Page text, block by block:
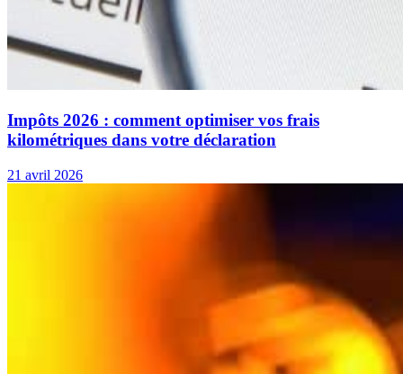
Impôts 2026 : comment optimiser vos frais
kilométriques dans votre déclaration
21 avril 2026